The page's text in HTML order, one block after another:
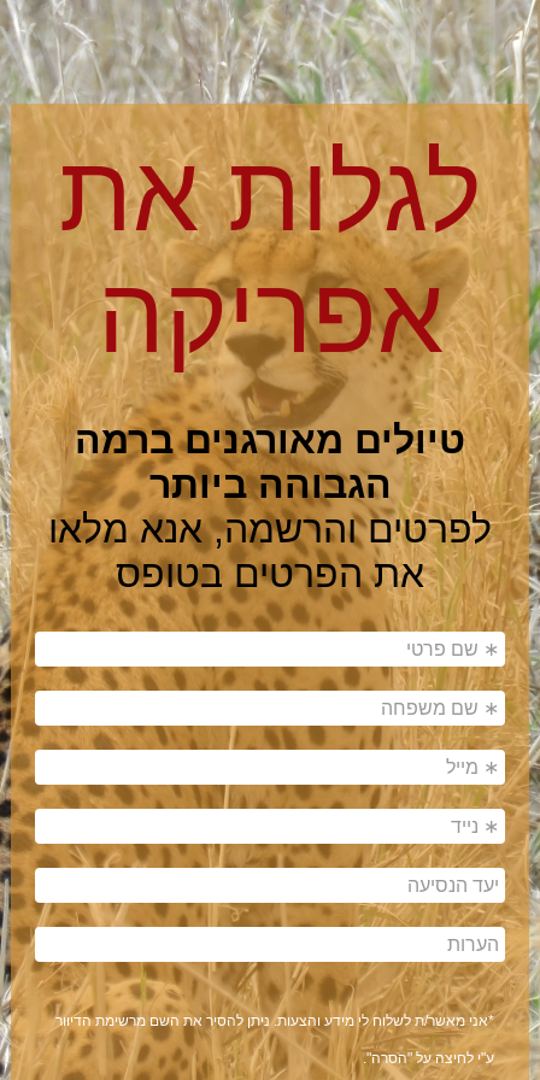
לגלות את
אפריקה
טיולים מאורגנים ברמה
הגבוהה ביותר
לפרטים והרשמה, אנא מלאו
את הפרטים בטופס
*אני מאשר/ת לשלוח לי מידע והצעות. ניתן להסיר את השם מרשימת הדיוור
ע"י לחיצה על "הסרה".